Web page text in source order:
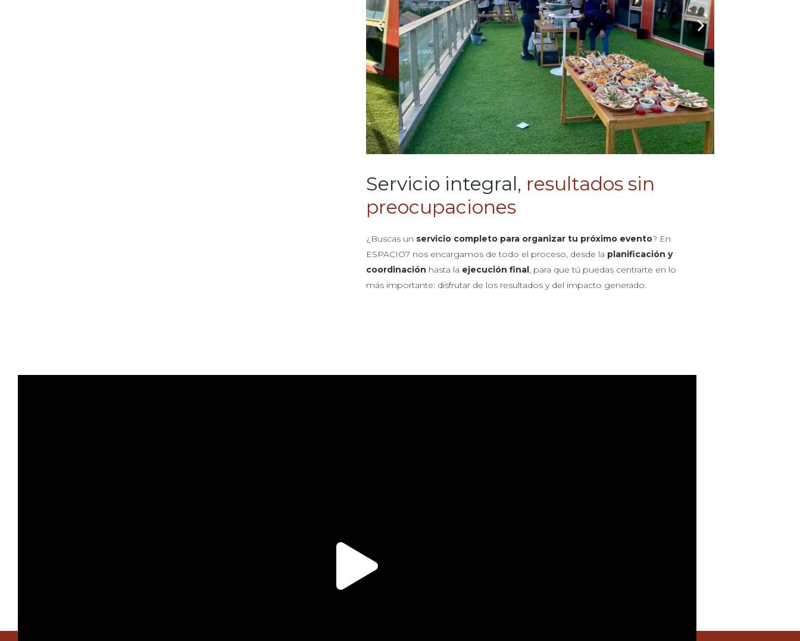
Servicio integral, resultados sin
preocupaciones
¿Buscas un servicio completo para organizar tu próximo evento? En
ESPACIO7 nos encargamos de todo el proceso, desde la planificación y
coordinación hasta la ejecución final , para que tú puedas centrarte en lo
más importante: disfrutar de los resultados y del impacto generado.